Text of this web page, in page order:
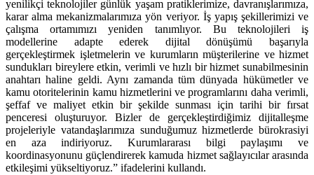
yenilikçi teknolojiler günlük yaşam pratiklerimize, davranışlarımıza,
karar alma mekanizmalarımıza yön veriyor. İş yapış şekillerimizi ve
çalışma ortamımızı yeniden tanımlıyor. Bu teknolojileri iş
modellerine adapte ederek dijital dönüşümü başarıyla
gerçekleştirmek işletmelerin ve kurumların müşterilerine ve hizmet
sundukları bireylere etkin, verimli ve hızlı bir hizmet sunabilmesinin
anahtarı haline geldi. Aynı zamanda tüm dünyada hükümetler ve
kamu otoritelerinin kamu hizmetlerini ve programlarını daha verimli,
şeffaf ve maliyet etkin bir şekilde sunması için tarihi bir fırsat
penceresi oluşturuyor. Bizler de gerçekleştirdiğimiz dijitalleşme
projeleriyle vatandaşlarımıza sunduğumuz hizmetlerde bürokrasiyi
en aza indiriyoruz. Kurumlararası bilgi paylaşımı ve
koordinasyonunu güçlendirerek kamuda hizmet sağlayıcılar arasında
etkileşimi yükseltiyoruz.” ifadelerini kullandı.